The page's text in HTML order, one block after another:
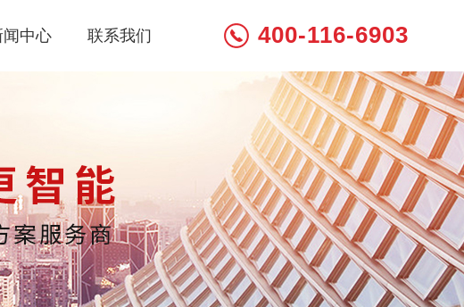
闻中心 联系我们 400-116-6903